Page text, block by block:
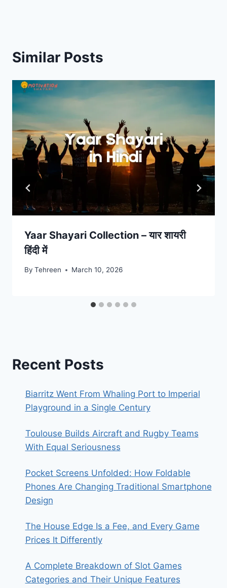
Similar Posts
Yaar Shayari Collection – यार शायरी
हिंदी में
By Tehreen March 10, 2026
Recent Posts
Biarritz Went From Whaling Port to Imperial
Playground in a Single Century
Toulouse Builds Aircraft and Rugby Teams
With Equal Seriousness
Pocket Screens Unfolded: How Foldable
Phones Are Changing Traditional Smartphone
Design
The House Edge Is a Fee, and Every Game
Prices It Differently
A Complete Breakdown of Slot Games
Categories and Their Unique Features